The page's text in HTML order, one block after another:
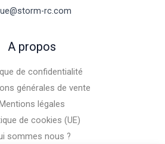
rc.com
A propos
de confidentialité
générales de vente
Mentions légales
de cookies (UE)
sommes nous ?